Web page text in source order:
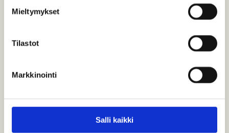
Mieltymykset
Tilastot
Markkinointi
Salli kaikki
vetureiden ja…